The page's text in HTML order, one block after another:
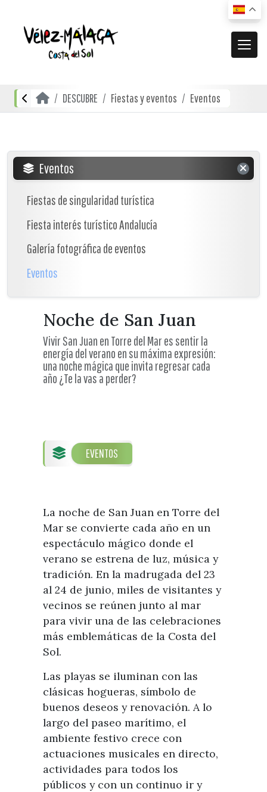
El municipio
Transporte urbano
Mapa interactivo
Localidades
Localidades Costeras
Localidades de Interior
Atención al extranjero
Punto Ayuntamiento
Historia
Historia del municipio
Personajes Ilustres
Empresas de subtropicales
DESCUBRE
Restauración
Alojamientos
Fiestas y eventos
Fiestas de singularidad turística
Semana Santa de Vélez-
Málaga
Galería fotográfica de eventos
Vídeos promocionales
Documentación
Folletos turísticos
Direcciones y teléfonos del
Ayuntamiento
Encuestas
DESCUBRE Fiestas y eventos Eventos
Eventos
Fiestas de singularidad turística
Fiesta interés turístico Andalucía
Galería fotográfica de eventos
Eventos
Noche de San Juan
Vivir San Juan en Torre del Mar es sentir la
energía del verano en su máxima expresión:
una noche mágica que invita regresar cada
año ¿Te la vas a perder?
EVENTOS
La noche de San Juan en Torre del
Mar se convierte cada año en un
espectáculo mágico donde el
verano se estrena de luz, música y
tradición. En la madrugada del 23
al 24 de junio, miles de visitantes y
vecinos se reúnen junto al mar
para vivir una de las celebraciones
más emblemáticas de la Costa del
Sol.
Las playas se iluminan con las
clásicas hogueras, símbolo de
buenos deseos y renovación. A lo
largo del paseo marítimo, el
ambiente festivo crece con
actuaciones musicales en directo,
actividades para todos los
públicos y con un continuo ir y